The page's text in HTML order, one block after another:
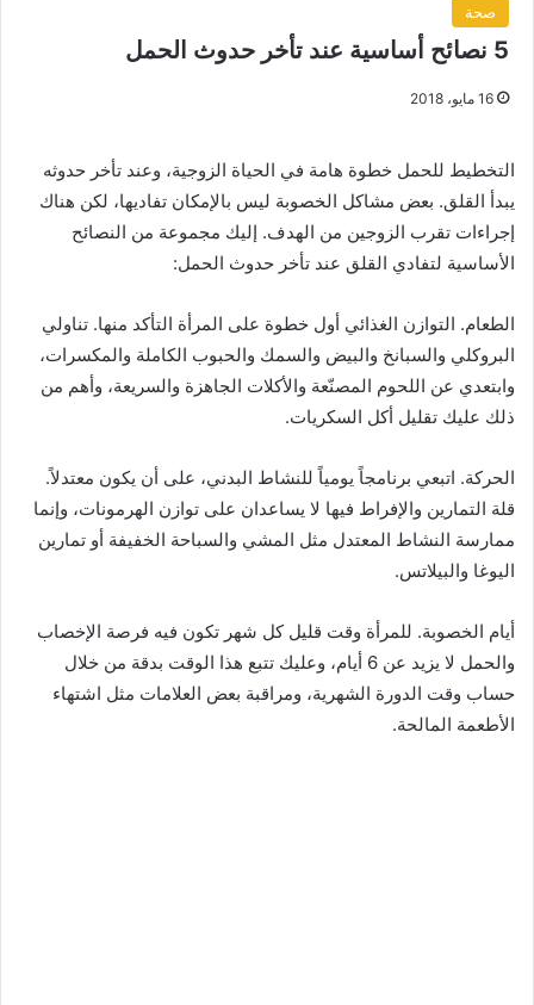
صحة
5 نصائح أساسية عند تأخر حدوث الحمل
16 مايو، 2018
التخطيط للحمل خطوة هامة في الحياة الزوجية، وعند تأخر حدوثه
يبدأ القلق. بعض مشاكل الخصوبة ليس بالإمكان تفاديها، لكن هناك
إجراءات تقرب الزوجين من الهدف. إليك مجموعة من النصائح
الأساسية لتفادي القلق عند تأخر حدوث الحمل:
الطعام. التوازن الغذائي أول خطوة على المرأة التأكد منها. تناولي
البروكلي والسبانخ والبيض والسمك والحبوب الكاملة والمكسرات،
وابتعدي عن اللحوم المصنّعة والأكلات الجاهزة والسريعة، وأهم من
ذلك عليك تقليل أكل السكريات.
الحركة. اتبعي برنامجاً يومياً للنشاط البدني، على أن يكون معتدلاً.
قلة التمارين والإفراط فيها لا يساعدان على توازن الهرمونات، وإنما
ممارسة النشاط المعتدل مثل المشي والسباحة الخفيفة أو تمارين
اليوغا والبيلاتس.
أيام الخصوبة. للمرأة وقت قليل كل شهر تكون فيه فرصة الإخصاب
والحمل لا يزيد عن 6 أيام، وعليك تتبع هذا الوقت بدقة من خلال
حساب وقت الدورة الشهرية، ومراقبة بعض العلامات مثل اشتهاء
الأطعمة المالحة.